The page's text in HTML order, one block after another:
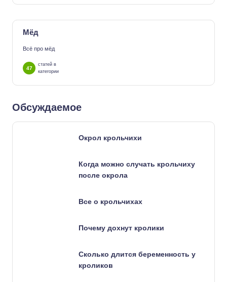
Мёд
Всё про мёд
47
статей в
категории
Обсуждаемое
Окрол крольчихи
Когда можно случать крольчиху
после окрола
Все о крольчихах
Почему дохнут кролики
Сколько длится беременность у
кроликов